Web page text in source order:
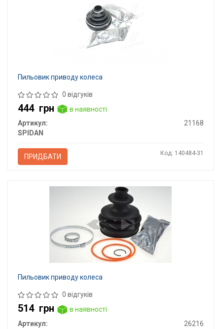
Пильовик приводу колеса
0 відгуків
444 грн
в наявності
Артикул:
21168
SPIDAN
ПРИДБАТИ Код: 140484-31
Пильовик приводу колеса
0 відгуків
514 грн
в наявності
Артикул:
26216